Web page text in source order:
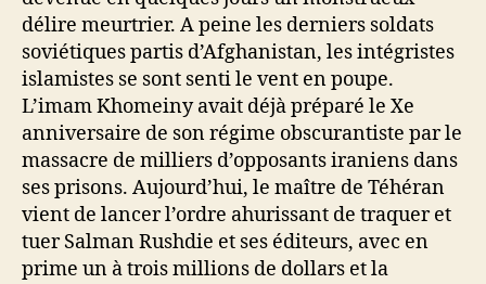
délire meurtrier. A peine les derniers soldats
soviétiques partis d’Afghanistan, les intégristes
islamistes se sont senti le vent en poupe.
L’imam Khomeiny avait déjà préparé le Xe
anniversaire de son régime obscurantiste par le
massacre de milliers d’opposants iraniens dans
ses prisons. Aujourd’hui, le maître de Téhéran
vient de lancer l’ordre ahurissant de traquer et
tuer Salman Rushdie et ses éditeurs, avec en
prime un à trois millions de dollars et la